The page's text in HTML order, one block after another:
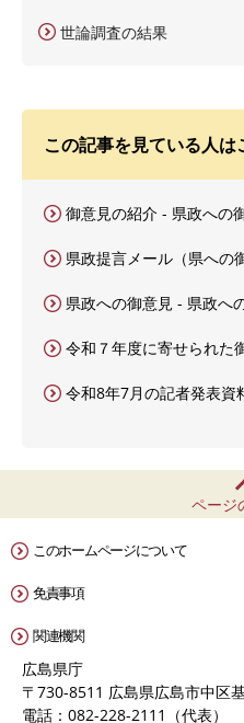
世論調査の結果
この記事を見ている人
御意見の紹介 - 県政への
県政提言メール（県への
県政への御意見 - 県政へ
令和７年度に寄せられた
令和8年7月の記者発表資
ページ
このホームページについて
免責事項
関連機関
広島県庁
〒730-8511 広島県広島市中区
電話：082-228-2111（代表）